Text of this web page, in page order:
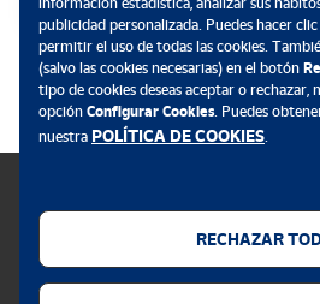
también con Denominación de Origen,
los ríos Miño y Sil.
La pechina dorada sobre el fondo azul,
numerosos azulejos que señalizan los
Por último, la franja de color rojo
Política de cookies
publicidad personalizada. Puedes hacer clic
permitir el uso de todas las cookies.
(salvo las cookies necesarias) en el botón
tipo de cookies deseas aceptar o rechazar,
opción Configurar Cookies. Puedes
nuestra POLÍTICA DE COOKIES.
RECHAZAR